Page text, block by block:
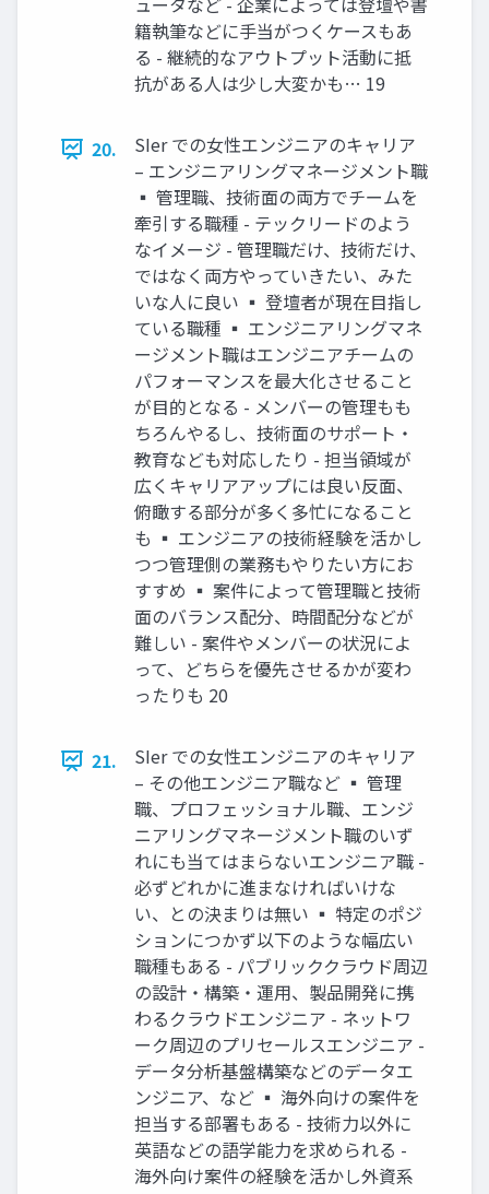
籍執筆などに手当がつくケースもあ
る - 継続的なアウトプット活動に抵
抗がある人は少し大変かも… 19
20.
SIer での女性エンジニアのキャリア
– エンジニアリングマネージメント職
▪ 管理職、技術面の両方でチームを
牽引する職種 - テックリードのよう
なイメージ - 管理職だけ、技術だけ、
ではなく両方やっていきたい、みた
いな人に良い ▪ 登壇者が現在目指し
ている職種 ▪ エンジニアリングマネ
ージメント職はエンジニアチームの
パフォーマンスを最大化させること
が目的となる - メンバーの管理もも
ちろんやるし、技術面のサポート・
教育なども対応したり - 担当領域が
広くキャリアアップには良い反面、
俯瞰する部分が多く多忙になること
も ▪ エンジニアの技術経験を活かし
つつ管理側の業務もやりたい方にお
すすめ ▪ 案件によって管理職と技術
面のバランス配分、時間配分などが
難しい - 案件やメンバーの状況によ
って、どちらを優先させるかが変わ
ったりも 20
21.
SIer での女性エンジニアのキャリア
– その他エンジニア職など ▪ 管理
職、プロフェッショナル職、エンジ
ニアリングマネージメント職のいず
れにも当てはまらないエンジニア職 -
必ずどれかに進まなければいけな
い、との決まりは無い ▪ 特定のポジ
ションにつかず以下のような幅広い
職種もある - パブリッククラウド周辺
の設計・構築・運用、製品開発に携
わるクラウドエンジニア - ネットワ
ーク周辺のプリセールスエンジニア -
データ分析基盤構築などのデータエ
ンジニア、など ▪ 海外向けの案件を
担当する部署もある - 技術力以外に
英語などの語学能力を求められる -
海外向け案件の経験を活かし外資系